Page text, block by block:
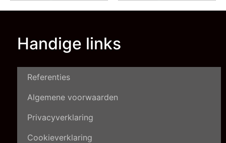
Handige links
Referenties
Algemene voorwaarden
Privacyverklaring
Cookieverklaring